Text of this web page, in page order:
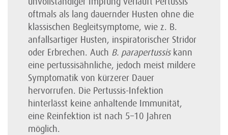
oftmals als lang dauernder Husten ohne die
klassischen Begleitsymptome, wie z. B.
anfallsartiger Husten, inspirato­rischer Stridor
oder Erbrechen. Auch B. parapertussiskann
eine pertussisähnliche, jedoch meist mildere
Symptomatik von kürzerer Dauer
hervorrufen. Die Pertussis-Infektion
hinterlässt keine anhaltende Immunität,
eine Reinfektion ist nach 5–10 Jahren
möglich.